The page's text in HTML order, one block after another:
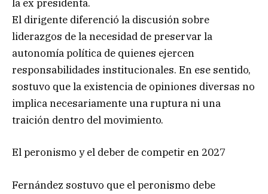
la ex presidenta.
El dirigente diferenció la discusión sobre
liderazgos de la necesidad de preservar la
autonomía política de quienes ejercen
responsabilidades institucionales. En ese sentido,
sostuvo que la existencia de opiniones diversas no
implica necesariamente una ruptura ni una
traición dentro del movimiento.
El peronismo y el deber de competir en 2027
Fernández sostuvo que el peronismo debe